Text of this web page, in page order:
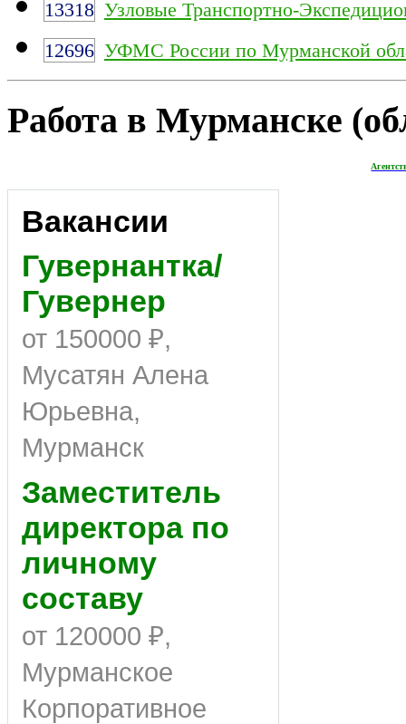
13318 Узловые Транспортно-
12696 УФМС России по Мурманской
Работа в Мурманске
Вакансии
Гувернантка/
Гувернер
от 150000 ₽,
Мусатян Алена
Юрьевна,
Мурманск
Заместитель
директора по
личному
составу
от 120000 ₽,
Мурманское
Корпоративное